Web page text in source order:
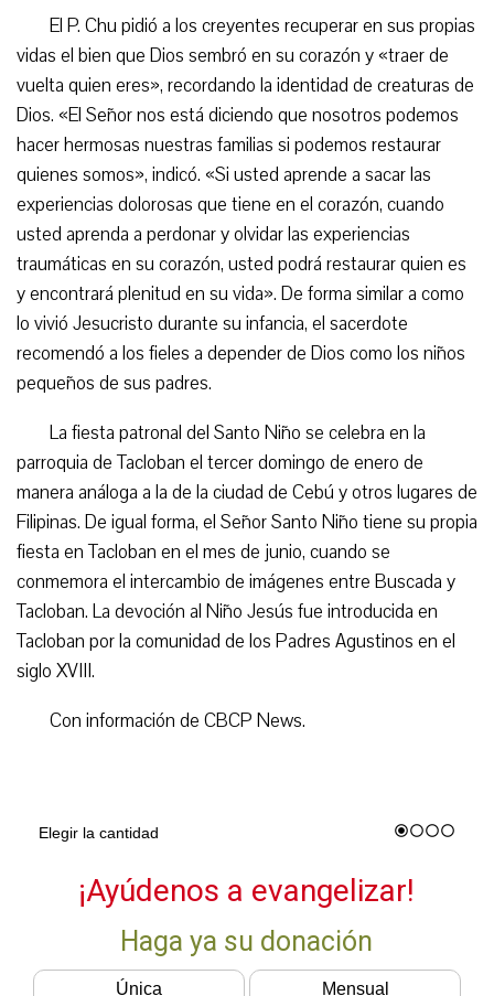
El P. Chu pidió a los creyentes recuperar en sus propias
vidas el bien que Dios sembró en su corazón y «traer de
vuelta quien eres», recordando la identidad de creaturas de
Dios. «El Señor nos está diciendo que nosotros podemos
hacer hermosas nuestras familias si podemos restaurar
quienes somos», indicó. «Si usted aprende a sacar las
experiencias dolorosas que tiene en el corazón, cuando
usted aprenda a perdonar y olvidar las experiencias
traumáticas en su corazón, usted podrá restaurar quien es
y encontrará plenitud en su vida». De forma similar a como
lo vivió Jesucristo durante su infancia, el sacerdote
recomendó a los fieles a depender de Dios como los niños
pequeños de sus padres.
La fiesta patronal del Santo Niño se celebra en la
parroquia de Tacloban el tercer domingo de enero de
manera análoga a la de la ciudad de Cebú y otros lugares de
Filipinas. De igual forma, el Señor Santo Niño tiene su propia
fiesta en Tacloban en el mes de junio, cuando se
conmemora el intercambio de imágenes entre Buscada y
Tacloban. La devoción al Niño Jesús fue introducida en
Tacloban por la comunidad de los Padres Agustinos en el
siglo XVIII.
Con información de CBCP News.